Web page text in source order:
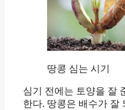
땅콩 심는 시기
심기 전에는 토양을 잘
한다. 땅콩은 배수가 잘